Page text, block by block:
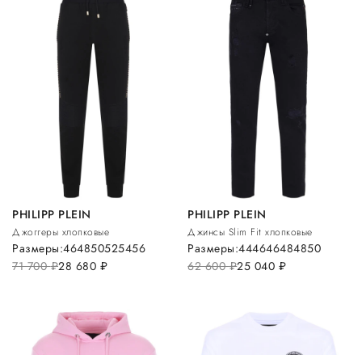
PHILIPP PLEIN
Джоггеры хлопковые
71 700руб.28 680 руб.
Размеры:464850525456
PHILIPP PLEIN
Джинсы Slim Fit хлопковые
62 600руб.25 040 руб.
Размеры:444646484850